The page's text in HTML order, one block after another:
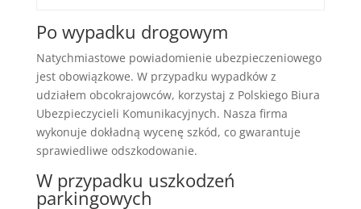
Po wypadku drogowym
Natychmiastowe powiadomienie ubezpieczeniowego
jest obowiązkowe. W przypadku wypadków z
udziałem obcokrajowców, korzystaj z Polskiego Biura
Ubezpieczycieli Komunikacyjnych. Nasza firma
wykonuje dokładną wycenę szkód, co gwarantuje
sprawiedliwe odszkodowanie.
W przypadku uszkodzeń
parkingowych